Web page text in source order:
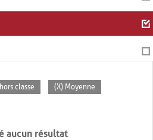
classe (X) Moyenne
aucun résultat